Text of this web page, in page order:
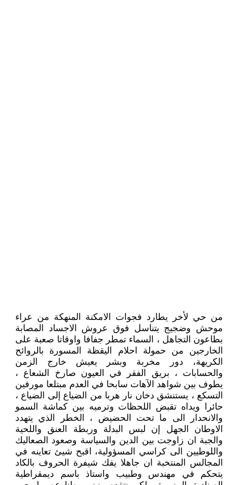
من حي لأخر يطارد فجوات الامكنة المنهكة من عراء
موحش وضجيج يتناسل فوق عروش الاجساد المصابة
بطاعون التجاهل ، السماء تمطر جفافا واوقاتا صعبة على
الخارجين من حمولة احلام اليقظة المسورة بالروائح
الكريهة، دور مخربة وبشر يعيش خارج الزمن
والحسابات ، بريق الفقر في العيون صارخ الشعاع ،
يطوف بين شواهد الآهات سابحا في العدم مبتلعا مورفين
التسكع ، يستنشق دخان نار هربا من الضياع إلى الضياع ،
حائرا ويداه تقبض اللحظات وترميه بين كماشة السمو
والانحدار الى ما تحت الحضيض ، الخطر الذي يتهدد
الاوطان الجهل إن لبس البدلة وربطة العنق واللحية
والجبة ان زاوجت بين الدين والسياسة وصعود الصعاليك
واللوطيين الى كراسي المسؤولية، اقبح شيئ تعاينه في
المجالس المنتخبة ان جاهلا يفك شيفرة الحروف بالكاد
يتحكم في مهندس وطبيب واستاذ باسم ديمقراطية